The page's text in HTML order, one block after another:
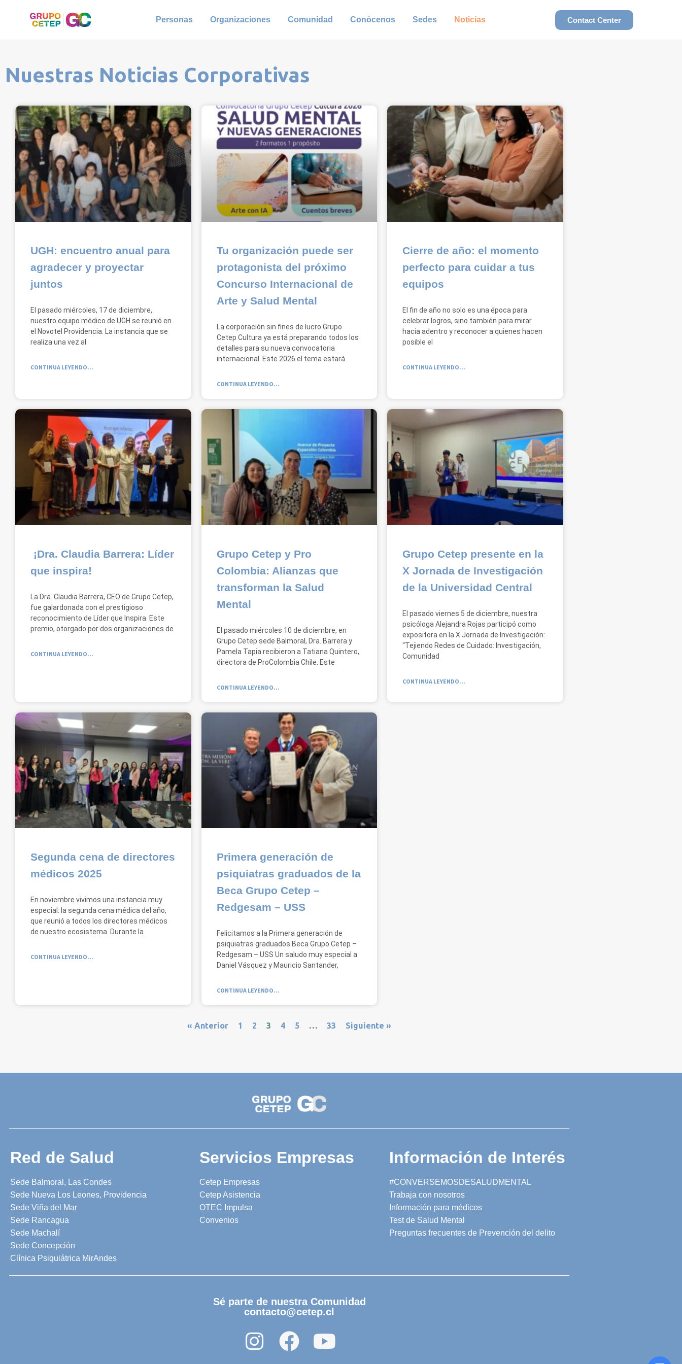
Personas Organizaciones Comunidad Conócenos Sedes Noticias Contact Center
Nuestras Noticias Corporativas
UGH: encuentro anual para
agradecer y proyectar
juntos
El pasado miércoles, 17 de diciembre,
nuestro equipo médico de UGH se reunió en
el Novotel Providencia. La instancia que se
realiza una vez al
CONTINUA LEYENDO...
Tu organización puede ser
protagonista del próximo
Concurso Internacional de
Arte y Salud Mental
La corporación sin fines de lucro Grupo
Cetep Cultura ya está preparando todos los
detalles para su nueva convocatoria
internacional. Este 2026 el tema estará
CONTINUA LEYENDO...
Cierre de año: el momento
perfecto para cuidar a tus
equipos
El fin de año no solo es una época para
celebrar logros, sino también para mirar
hacia adentro y reconocer a quienes hacen
posible el
CONTINUA LEYENDO...
¡Dra. Claudia Barrera: Líder
que inspira!
La Dra. Claudia Barrera, CEO de Grupo Cetep,
fue galardonada con el prestigioso
reconocimiento de Líder que Inspira. Este
premio, otorgado por dos organizaciones de
CONTINUA LEYENDO...
Grupo Cetep y Pro
Colombia: Alianzas que
transforman la Salud
Mental
El pasado miércoles 10 de diciembre, en
Grupo Cetep sede Balmoral, Dra. Barrera y
Pamela Tapia recibieron a Tatiana Quintero,
directora de ProColombia Chile. Este
CONTINUA LEYENDO...
Grupo Cetep presente en la
X Jornada de Investigación
de la Universidad Central
El pasado viernes 5 de diciembre, nuestra
psicóloga Alejandra Rojas participó como
expositora en la X Jornada de Investigación:
“Tejiendo Redes de Cuidado: Investigación,
Comunidad
CONTINUA LEYENDO...
Segunda cena de directores
médicos 2025
En noviembre vivimos una instancia muy
especial: la segunda cena médica del año,
que reunió a todos los directores médicos
de nuestro ecosistema. Durante la
CONTINUA LEYENDO...
Primera generación de
psiquiatras graduados de la
Beca Grupo Cetep –
Redgesam – USS
Felicitamos a la Primera generación de
psiquiatras graduados Beca Grupo Cetep –
Redgesam – USS Un saludo muy especial a
Daniel Vásquez y Mauricio Santander,
CONTINUA LEYENDO...
« Anterior 1 2 3 4 5 … 33 Siguiente »
Red de Salud
Sede Balmoral, Las Condes
Sede Nueva Los Leones, Providencia
Sede Viña del Mar
Sede Rancagua
Sede Machalí
Sede Concepción
Clínica Psiquiátrica MirAndes
Servicios Empresas
Cetep Empresas
Cetep Asistencia
OTEC Impulsa
Convenios
Información de Interés
#CONVERSEMOSDESALUDMENTAL
Trabaja con nosotros
Información para médicos
Test de Salud Mental
Preguntas frecuentes de Prevención del delito
Sé parte de nuestra Comunidad
contacto@cetep.cl